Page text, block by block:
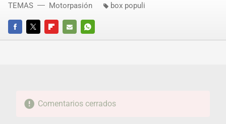
FACEBOOKTWITTERFLIPBOARD
E-
WHATSAPP
TEMAS Motorpasión box populi
Comentarios cerrados